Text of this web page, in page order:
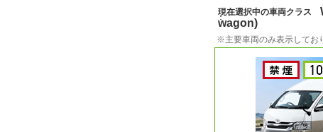
現在選択中の車両クラス
wagon)
※主要車両のみ表示してお